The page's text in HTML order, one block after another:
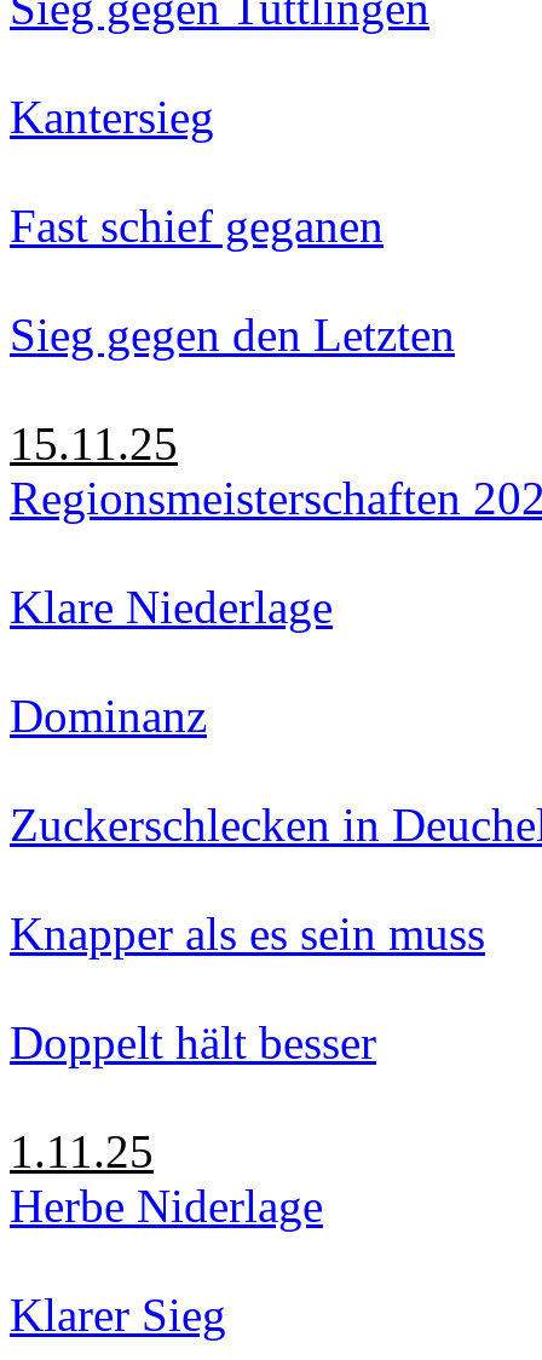
Kantersieg
Fast schief geganen
Sieg gegen den Letzten
15.11.25
Regionsmeisterschaften
Klare Niederlage
Dominanz
Zuckerschlecken in
Knapper als es sein muss
Doppelt hält besser
1.11.25
Herbe Niderlage
Klarer Sieg